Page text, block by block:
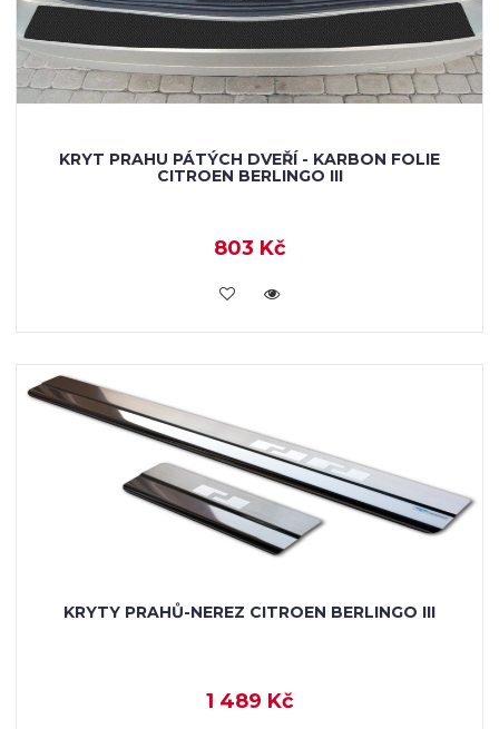
KRYT PRAHU PÁTÝCH DVEŘÍ - KARBON FOLIE
CITROEN BERLINGO III
803 Kč
KOUPIT
KRYTY PRAHŮ-NEREZ CITROEN BERLINGO III
1 489 Kč